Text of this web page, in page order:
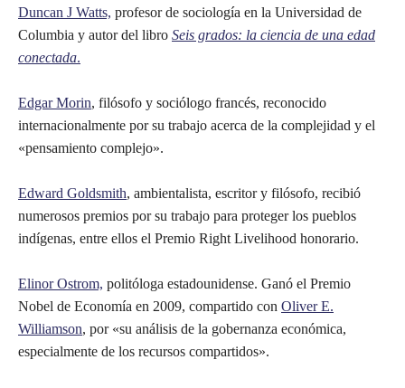
Duncan J Watts, profesor de sociología en la Universidad de
Columbia y autor del libro Seis grados: la ciencia de una edad
conectada.
Edgar Morin, filósofo y sociólogo francés, reconocido
internacionalmente por su trabajo acerca de la complejidad y el
«pensamiento complejo».
Edward Goldsmith, ambientalista, escritor y filósofo, recibió
numerosos premios por su trabajo para proteger los pueblos
indígenas, entre ellos el Premio Right Livelihood honorario.
Elinor Ostrom, politóloga estadounidense. Ganó el Premio
Nobel de Economía en 2009, compartido con Oliver E.
Williamson, por «su análisis de la gobernanza económica,
especialmente de los recursos compartidos».